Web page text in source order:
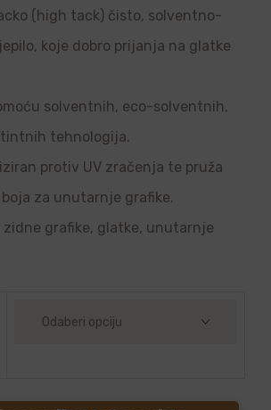
(high tack) čisto, solventno-
koje dobro prijanja na glatke
solventnih, eco-solventnih,
tehnologija.
protiv UV zračenja te pruža
za unutarnje grafike.
zidne grafike, glatke, unutarnje